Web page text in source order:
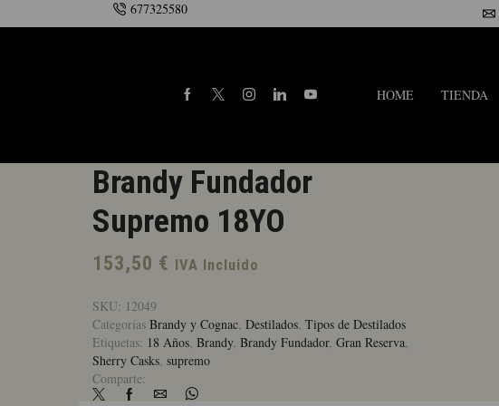
677325580
Contacto
HOME TIENDA
Brandy Fundador
Supremo 18YO
153,50 € IVA Incluido
SKU: 12049
Categorías Brandy y Cognac, Destilados, Tipos de Destilados
Etiquetas: 18 Años, Brandy, Brandy Fundador, Gran Reserva,
Sherry Casks, supremo
Comparte: